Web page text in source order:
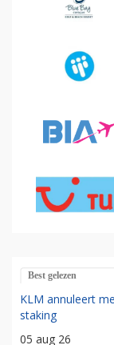
Best gelezen
KLM annuleert
staking
05 aug 26